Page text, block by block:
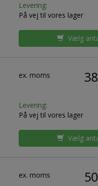
Levering:
På vej til vores lager
Vælg
ex. moms
Levering:
På vej til vores lager
Vælg
ex. moms